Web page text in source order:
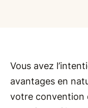
Vous avez
avantages en
votre convention